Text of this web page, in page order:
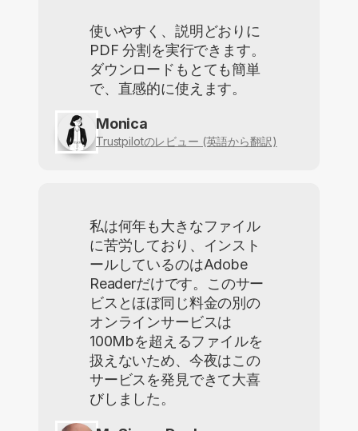
使いやすく、説明どおりに
PDF 分割を実行できます。
ダウンロードもとても簡単
で、直感的に使えます。
Monica
Trustpilotのレビュー (英語から翻訳)
私は何年も大きなファイル
に苦労しており、インスト
ールしているのはAdobe
Readerだけです。このサー
ビスとほぼ同じ料金の別の
オンラインサービスは
100Mbを超えるファイルを
扱えないため、今夜はこの
サービスを発見できて大喜
びしました。